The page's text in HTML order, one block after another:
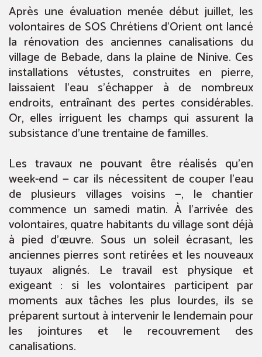
Après une évaluation menée début juillet, les
volontaires de SOS Chrétiens d’Orient ont lancé
la rénovation des anciennes canalisations du
village de Bebade, dans la plaine de Ninive. Ces
installations vétustes, construites en pierre,
laissaient l’eau s’échapper à de nombreux
endroits, entraînant des pertes considérables.
Or, elles irriguent les champs qui assurent la
subsistance d’une trentaine de familles.
Les travaux ne pouvant être réalisés qu’en
week-end — car ils nécessitent de couper l’eau
de plusieurs villages voisins —, le chantier
commence un samedi matin. À l’arrivée des
volontaires, quatre habitants du village sont déjà
à pied d’œuvre. Sous un soleil écrasant, les
anciennes pierres sont retirées et les nouveaux
tuyaux alignés. Le travail est physique et
exigeant : si les volontaires participent par
moments aux tâches les plus lourdes, ils se
préparent surtout à intervenir le lendemain pour
les jointures et le recouvrement des
canalisations.